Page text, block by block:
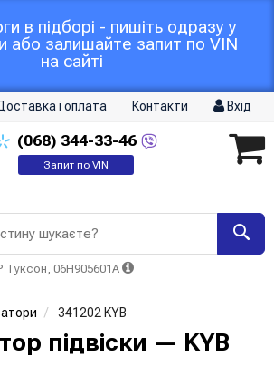
в підборі - пишіть одразу у
або залишайте запит по VIN
на сайті
і оплата Контакти Вхід
(068) 344-33-46
Запит по VIN
шукаєте?
06H905601A
341202 KYB
підвіски — KYB